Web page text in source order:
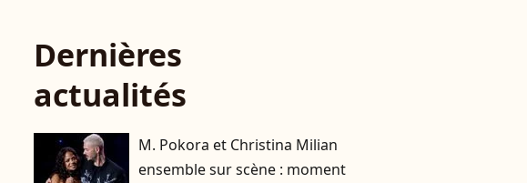
Dernières
actualités
M. Pokora et Christina Milian
ensemble sur scène : moment